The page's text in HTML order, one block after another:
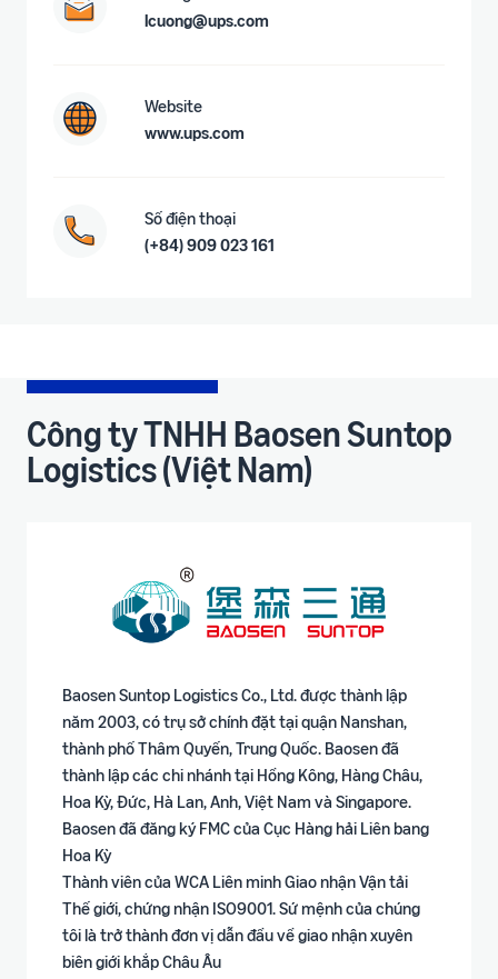
lcuong@ups.com
Website
www.ups.com
Số điện thoại
(+84) 909 023 161
Công ty TNHH Baosen Suntop
Logistics (Việt Nam)
Baosen Suntop Logistics Co., Ltd. được thành lập
năm 2003, có trụ sở chính đặt tại quận Nanshan,
thành phố Thâm Quyến, Trung Quốc. Baosen đã
thành lập các chi nhánh tại Hồng Kông, Hàng Châu,
Hoa Kỳ, Đức, Hà Lan, Anh, Việt Nam và Singapore.
Baosen đã đăng ký FMC của Cục Hàng hải Liên bang
Hoa Kỳ
Thành viên của WCA Liên minh Giao nhận Vận tải
Thế giới, chứng nhận ISO9001. Sứ mệnh của chúng
tôi là trở thành đơn vị dẫn đầu về giao nhận xuyên
biên giới khắp Châu Âu